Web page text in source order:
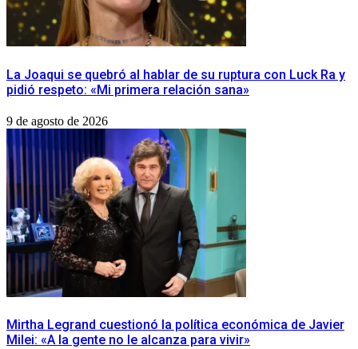
La Joaqui se quebró al hablar de su ruptura con Luck Ra y
pidió respeto: «Mi primera relación sana»
9 de agosto de 2026
Mirtha Legrand cuestionó la política económica de Javier
Milei: «A la gente no le alcanza para vivir»